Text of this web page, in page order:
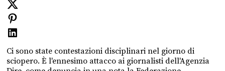
Ci sono state contestazioni disciplinari nel giorno di
sciopero. È l'ennesimo attacco ai giornalisti dell'Agenzia